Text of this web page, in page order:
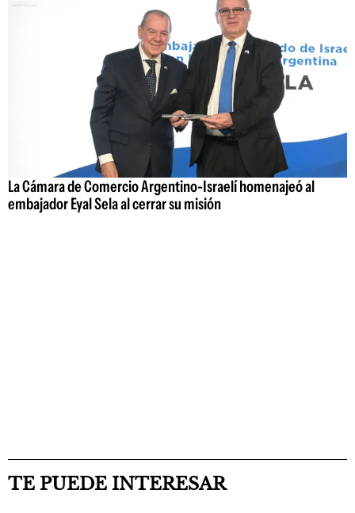
La Cámara de Comercio Argentino-Israelí homenajeó al
embajador Eyal Sela al cerrar su misión
TE PUEDE INTERESAR